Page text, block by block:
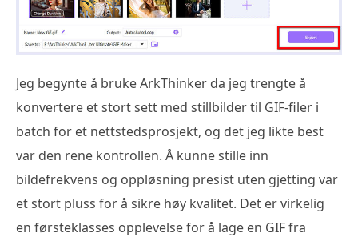
Jeg begynte å bruke ArkThinker da jeg trengte å
konvertere et stort sett med stillbilder til GIF-filer i
batch for et nettstedsprosjekt, og det jeg likte best
var den rene kontrollen. Å kunne stille inn
bildefrekvens og oppløsning presist uten gjetting var
et stort pluss for å sikre høy kvalitet. Det er virkelig
en førsteklasses opplevelse for å lage en GIF fra